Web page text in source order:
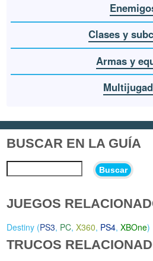
Clases y
Armas y
BUSCAR EN LA GUÍA
Buscar
JUEGOS
Destiny (PS3, PC,X360, PS4,XBOne)
TRUCOS